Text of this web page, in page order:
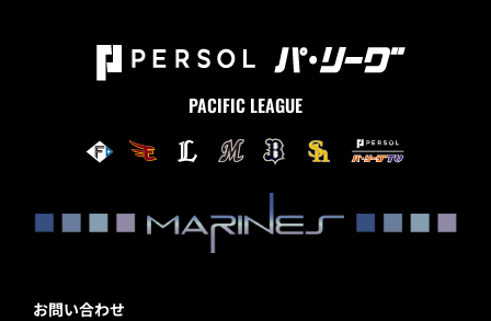
PACIFIC LEAGUE
お問い合わせ